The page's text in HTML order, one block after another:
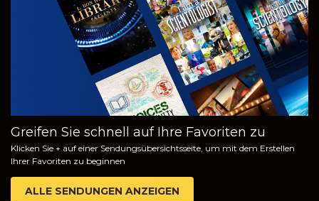
ENTDECKEN
Greifen Sie schnell auf Ihre Favoriten zu
Klicken Sie + auf einer Sendungsübersichtsseite, um mit dem Erstellen
Ihrer Favoriten zu beginnen
ALLE SENDUNGEN ANZEIGEN